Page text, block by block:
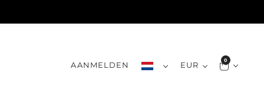
AANMELDEN EUR 0